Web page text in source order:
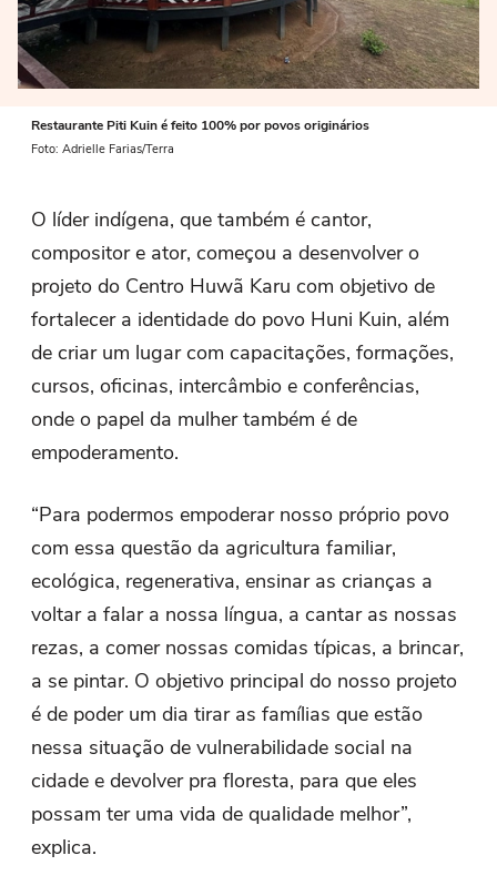
Restaurante Piti Kuin é feito 100% por povos originários
Foto: Adrielle Farias/Terra
O líder indígena, que também é cantor,
compositor e ator, começou a desenvolver o
projeto do Centro Huwã Karu com objetivo de
fortalecer a identidade do povo Huni Kuin, além
de criar um lugar com capacitações, formações,
cursos, oficinas, intercâmbio e conferências,
onde o papel da mulher também é de
empoderamento.
“Para podermos empoderar nosso próprio povo
com essa questão da agricultura familiar,
ecológica, regenerativa, ensinar as crianças a
voltar a falar a nossa língua, a cantar as nossas
rezas, a comer nossas comidas típicas, a brincar,
a se pintar. O objetivo principal do nosso projeto
é de poder um dia tirar as famílias que estão
nessa situação de vulnerabilidade social na
cidade e devolver pra floresta, para que eles
possam ter uma vida de qualidade melhor”,
explica.